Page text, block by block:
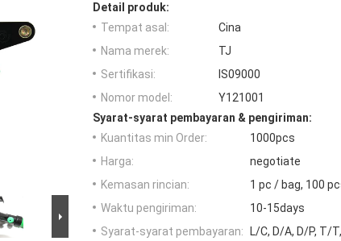
Detail produk:
Tempat asal:
Cina
Nama merek:
TJ
Sertifikasi:
IS09000
Nomor model:
Y121001
Syarat-syarat pembayaran & pengiriman:
Kuantitas min Order:
1000pcs
Harga:
negotiate
Kemasan rincian:
1 pc / bag, 100
Waktu pengiriman:
10-15days
Syarat-syarat pembayaran:
L/C, D/A, D/P, T/